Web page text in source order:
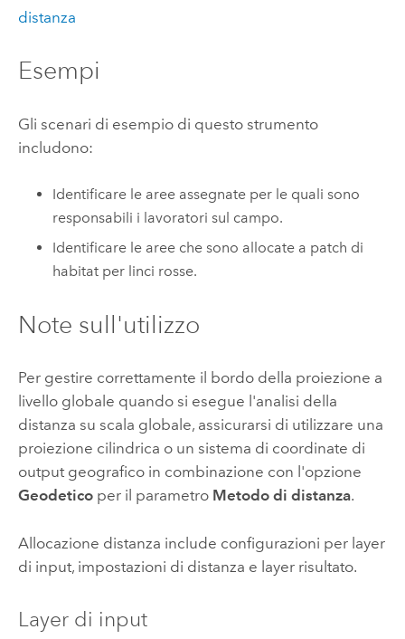
distanza
Esempi
Gli scenari di esempio di questo strumento
includono:
Identificare le aree assegnate per le quali sono
responsabili i lavoratori sul campo.
Identificare le aree che sono allocate a patch di
habitat per linci rosse.
Note sull'utilizzo
Per gestire correttamente il bordo della proiezione a
livello globale quando si esegue l'analisi della
distanza su scala globale, assicurarsi di utilizzare una
proiezione cilindrica o un sistema di coordinate di
output geografico in combinazione con l'opzione
Geodeticoper il parametro Metodo di distanza.
Allocazione distanza include configurazioni per layer
di input, impostazioni di distanza e layer risultato.
Layer di input